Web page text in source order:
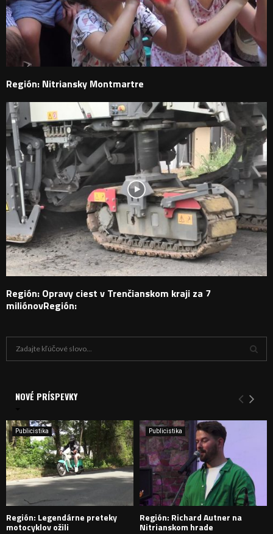
Región: Nitriansky Montmartre
Región: Opravy ciest v Trenčianskom kraji za 7
miliónovRegión:
i
e
:
Y
H
D
NOVÉ PRÍSPEVKY
Publicistika
Región: Legendárne preteky
motocyklov ožili
Publicistika
Región: Richard Autner na
Nitrianskom hrade